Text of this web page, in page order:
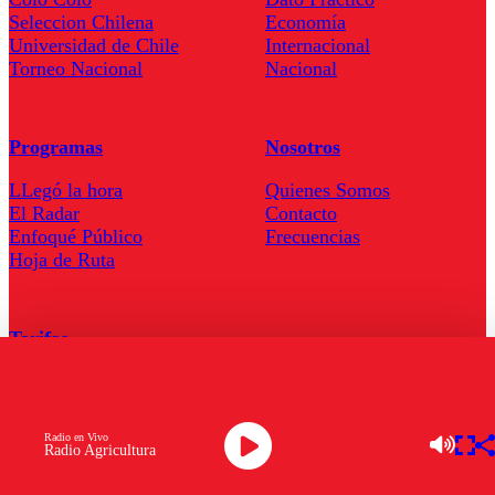
Radio Agricultura
Radio en Vivo
Seleccion Chilena
Universidad de Chile
Torneo Nacional
Economía
Internacional
Nacional
Programas
LLegó la hora
El Radar
Enfoqué Público
Hoja de Ruta
Nosotros
Quienes Somos
Contacto
Frecuencias
Tarifas